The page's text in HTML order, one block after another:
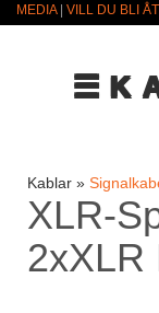
MEDIA| VILL DU BLI
Kablar »
XLR-
2xXLR